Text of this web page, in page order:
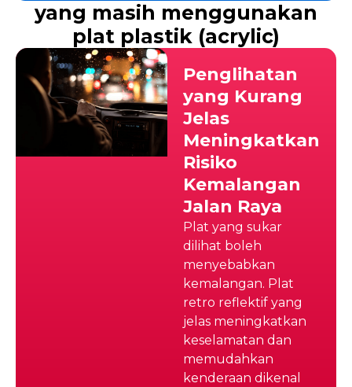
yang masih menggunakan
plat plastik (acrylic)
Penglihatan
yang Kurang
Jelas
Meningkatkan
Risiko
Kemalangan
Jalan Raya
Plat yang sukar
dilihat boleh
menyebabkan
kemalangan. Plat
retro reflektif yang
jelas meningkatkan
keselamatan dan
memudahkan
kenderaan dikenal